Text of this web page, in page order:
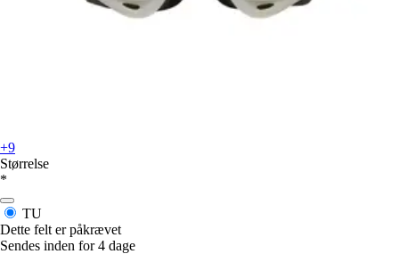
+9
Størrelse
*
TU
Dette felt er påkrævet
Sendes inden for 4 dage